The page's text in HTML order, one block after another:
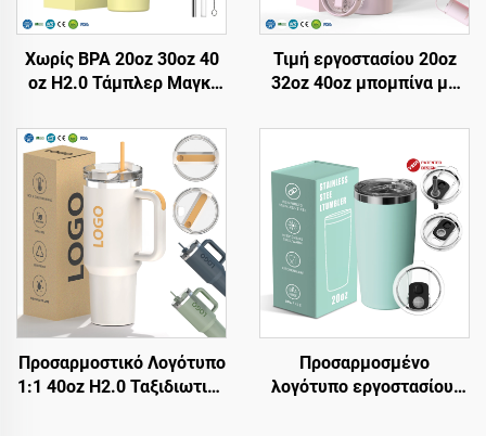
Χωρίς BPA 20oz 30oz 40
oz H2.0 Τάμπλερ Μαγκι
καπάκι 3 θέσεων για
ταξίδι μονωμένο κύπελλο
από ανοξείδωτο χάλυβα
Τιμή εργοστασίου 20oz
32oz 40oz μπομπίνα με
μονωμένο φλιτζάνι,
επαναχρησιμοποιήσιμη
μπομπίνα ταξιδίου από
ατσάλι με sublimation
Προσαρμοστικό Λογότυπο
1:1 40oz H2.0 Ταξιδιωτικό
Προσαρμοσμένο
λογότυπο εργοστασίου,